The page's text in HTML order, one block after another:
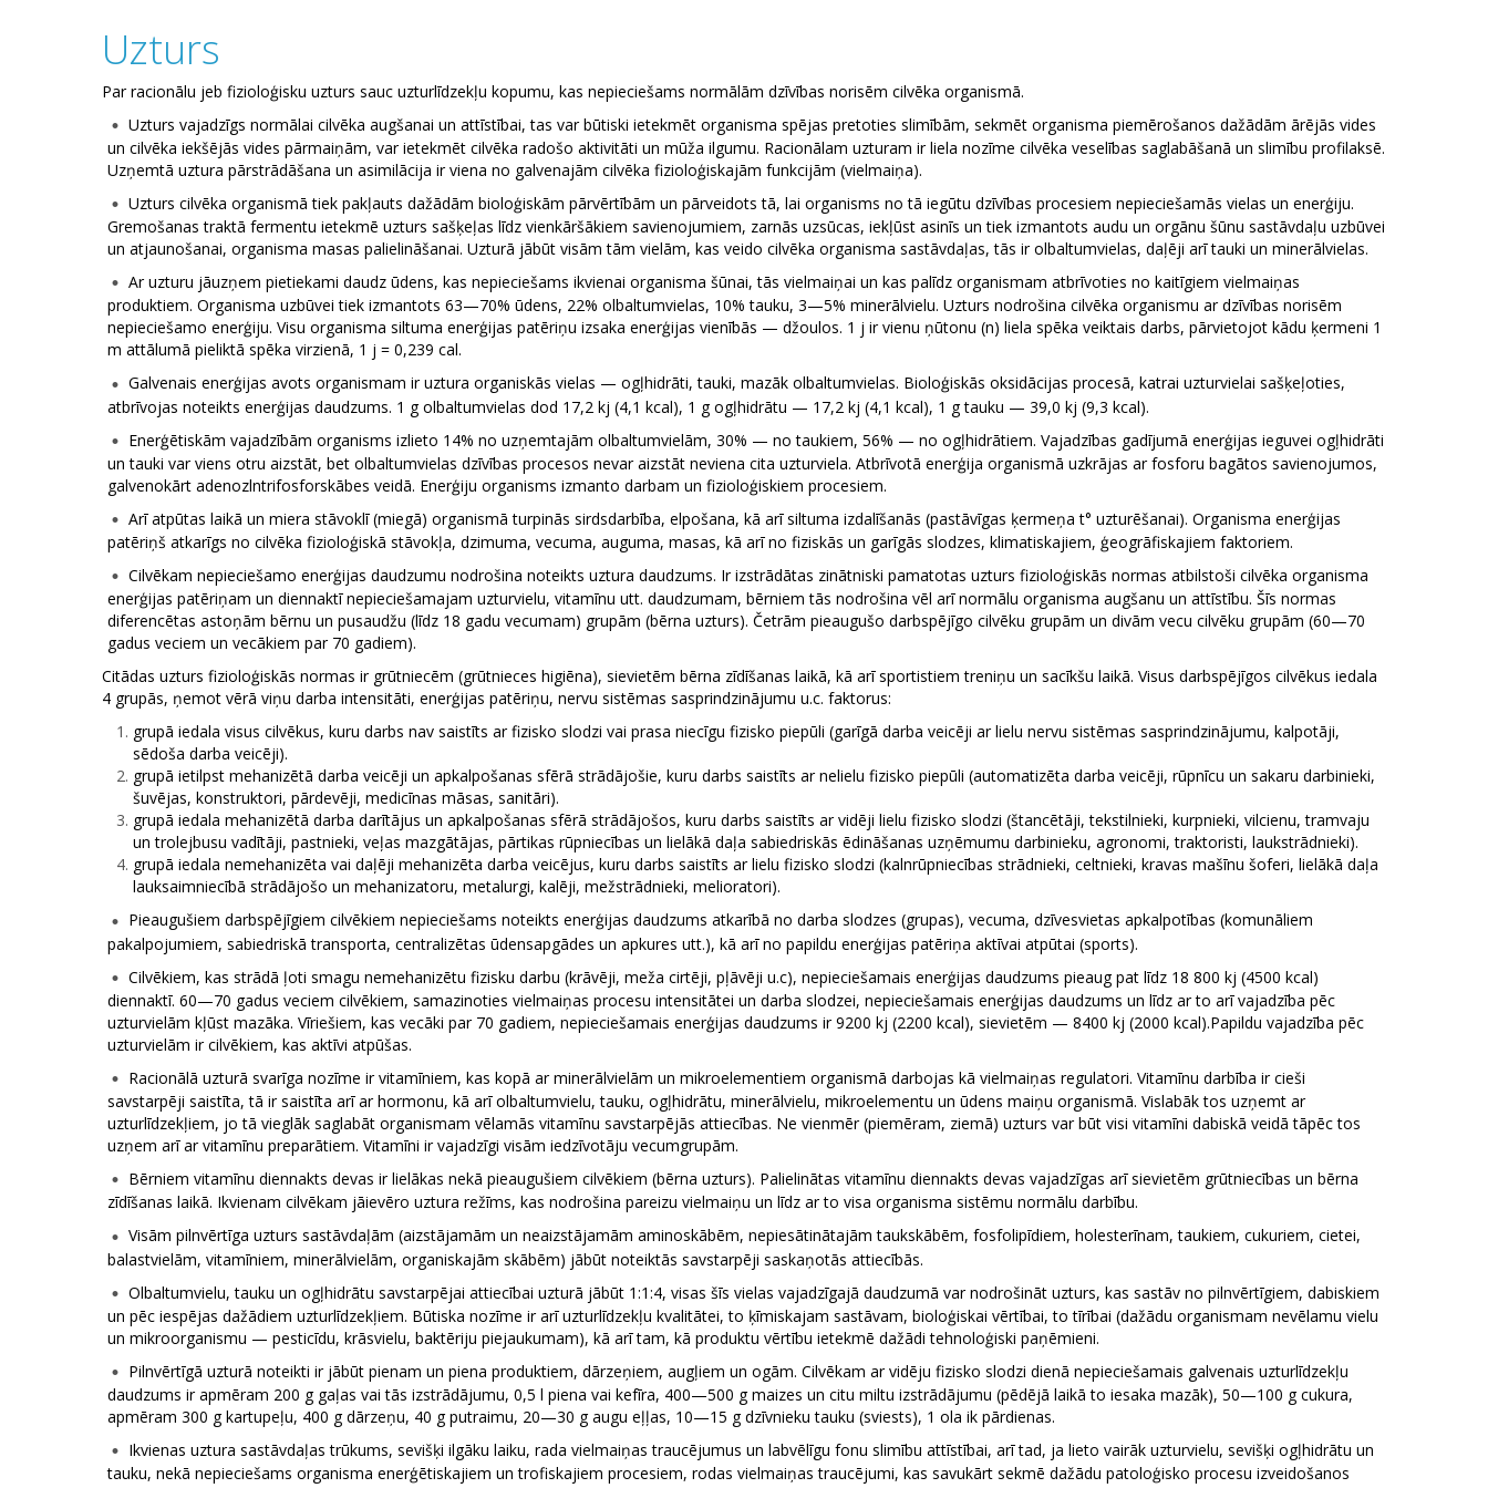
Uzturs
Par racionālu jeb fizioloģisku uzturs sauc uzturlīdzekļu kopumu, kas nepieciešams normālām dzīvības norisēm cilvēka organismā.
Uzturs vajadzīgs normālai cilvēka augšanai un attīstībai, tas var būtiski ietekmēt organisma spējas pretoties slimībām, sekmēt organisma piemērošanos dažādām ārējās vides
un cilvēka iekšējās vides pārmaiņām, var ietekmēt cilvēka radošo aktivitāti un mūža ilgumu. Racionālam uzturam ir liela nozīme cilvēka veselības saglabāšanā un slimību profilaksē.
Uzņemtā uztura pārstrādāšana un asimilācija ir viena no galvenajām cilvēka fizioloģiskajām funkcijām (vielmaiņa).
Uzturs cilvēka organismā tiek pakļauts dažādām bioloģiskām pārvērtībām un pārveidots tā, lai organisms no tā iegūtu dzīvības procesiem nepieciešamās vielas un enerģiju.
Gremošanas traktā fermentu ietekmē uzturs sašķeļas līdz vienkāršākiem savienojumiem, zarnās uzsūcas, iekļūst asinīs un tiek izmantots audu un orgānu šūnu sastāvdaļu uzbūvei
un atjaunošanai, organisma masas palielināšanai. Uzturā jābūt visām tām vielām, kas veido cilvēka organisma sastāvdaļas, tās ir olbaltumvielas, daļēji arī tauki un minerālvielas.
Ar uzturu jāuzņem pietiekami daudz ūdens, kas nepieciešams ikvienai organisma šūnai, tās vielmaiņai un kas palīdz organismam atbrīvoties no kaitīgiem vielmaiņas
produktiem. Organisma uzbūvei tiek izmantots 63—70% ūdens, 22% olbaltumvielas, 10% tauku, 3—5% minerālvielu. Uzturs nodrošina cilvēka organismu ar dzīvības norisēm
nepieciešamo enerģiju. Visu organisma siltuma enerģijas patēriņu izsaka enerģijas vienībās — džoulos. 1 j ir vienu ņūtonu (n) liela spēka veiktais darbs, pārvietojot kādu ķermeni 1
m attālumā pieliktā spēka virzienā, 1 j = 0,239 cal.
Galvenais enerģijas avots organismam ir uztura organiskās vielas — ogļhidrāti, tauki, mazāk olbaltumvielas. Bioloģiskās oksidācijas procesā, katrai uzturvielai sašķeļoties,
atbrīvojas noteikts enerģijas daudzums. 1 g olbaltumvielas dod 17,2 kj (4,1 kcal), 1 g ogļhidrātu — 17,2 kj (4,1 kcal), 1 g tauku — 39,0 kj (9,3 kcal).
Enerģētiskām vajadzībām organisms izlieto 14% no uzņemtajām olbaltumvielām, 30% — no taukiem, 56% — no ogļhidrātiem. Vajadzības gadījumā enerģijas ieguvei ogļhidrāti
un tauki var viens otru aizstāt, bet olbaltumvielas dzīvības procesos nevar aizstāt neviena cita uzturviela. Atbrīvotā enerģija organismā uzkrājas ar fosforu bagātos savienojumos,
galvenokārt adenozlntrifosforskābes veidā. Enerģiju organisms izmanto darbam un fizioloģiskiem procesiem.
Arī atpūtas laikā un miera stāvoklī (miegā) organismā turpinās sirdsdarbība, elpošana, kā arī siltuma izdalīšanās (pastāvīgas ķermeņa t° uzturēšanai). Organisma enerģijas
patēriņš atkarīgs no cilvēka fizioloģiskā stāvokļa, dzimuma, vecuma, auguma, masas, kā arī no fiziskās un garīgās slodzes, klimatiskajiem, ģeogrāfiskajiem faktoriem.
Cilvēkam nepieciešamo enerģijas daudzumu nodrošina noteikts uztura daudzums. Ir izstrādātas zinātniski pamatotas uzturs fizioloģiskās normas atbilstoši cilvēka organisma
enerģijas patēriņam un diennaktī nepieciešamajam uzturvielu, vitamīnu utt. daudzumam, bērniem tās nodrošina vēl arī normālu organisma augšanu un attīstību. Šīs normas
diferencētas astoņām bērnu un pusaudžu (līdz 18 gadu vecumam) grupām (bērna uzturs). Četrām pieaugušo darbspējīgo cilvēku grupām un divām vecu cilvēku grupām (60—70
gadus veciem un vecākiem par 70 gadiem).
Citādas uzturs fizioloģiskās normas ir grūtniecēm (grūtnieces higiēna), sievietēm bērna zīdīšanas laikā, kā arī sportistiem treniņu un sacīkšu laikā. Visus darbspējīgos cilvēkus iedala
4 grupās, ņemot vērā viņu darba intensitāti, enerģijas patēriņu, nervu sistēmas sasprindzinājumu u.c. faktorus:
grupā iedala visus cilvēkus, kuru darbs nav saistīts ar fizisko slodzi vai prasa niecīgu fizisko piepūli (garīgā darba veicēji ar lielu nervu sistēmas sasprindzinājumu, kalpotāji,
sēdoša darba veicēji).
grupā ietilpst mehanizētā darba veicēji un apkalpošanas sfērā strādājošie, kuru darbs saistīts ar nelielu fizisko piepūli (automatizēta darba veicēji, rūpnīcu un sakaru darbinieki,
šuvējas, konstruktori, pārdevēji, medicīnas māsas, sanitāri).
grupā iedala mehanizētā darba darītājus un apkalpošanas sfērā strādājošos, kuru darbs saistīts ar vidēji lielu fizisko slodzi (štancētāji, tekstilnieki, kurpnieki, vilcienu, tramvaju
un trolejbusu vadītāji, pastnieki, veļas mazgātājas, pārtikas rūpniecības un lielākā daļa sabiedriskās ēdināšanas uzņēmumu darbinieku, agronomi, traktoristi, laukstrādnieki).
grupā iedala nemehanizēta vai daļēji mehanizēta darba veicējus, kuru darbs saistīts ar lielu fizisko slodzi (kalnrūpniecības strādnieki, celtnieki, kravas mašīnu šoferi, lielākā daļa
lauksaimniecībā strādājošo un mehanizatoru, metalurgi, kalēji, mežstrādnieki, melioratori).
Pieaugušiem darbspējīgiem cilvēkiem nepieciešams noteikts enerģijas daudzums atkarībā no darba slodzes (grupas), vecuma, dzīvesvietas apkalpotības (komunāliem
pakalpojumiem, sabiedriskā transporta, centralizētas ūdensapgādes un apkures utt.), kā arī no papildu enerģijas patēriņa aktīvai atpūtai (sports).
Cilvēkiem, kas strādā ļoti smagu nemehanizētu fizisku darbu (krāvēji, meža cirtēji, pļāvēji u.c), nepieciešamais enerģijas daudzums pieaug pat līdz 18 800 kj (4500 kcal)
diennaktī. 60—70 gadus veciem cilvēkiem, samazinoties vielmaiņas procesu intensitātei un darba slodzei, nepieciešamais enerģijas daudzums un līdz ar to arī vajadzība pēc
uzturvielām kļūst mazāka. Vīriešiem, kas vecāki par 70 gadiem, nepieciešamais enerģijas daudzums ir 9200 kj (2200 kcal), sievietēm — 8400 kj (2000 kcal).Papildu vajadzība pēc
uzturvielām ir cilvēkiem, kas aktīvi atpūšas.
Racionālā uzturā svarīga nozīme ir vitamīniem, kas kopā ar minerālvielām un mikroelementiem organismā darbojas kā vielmaiņas regulatori. Vitamīnu darbība ir cieši
savstarpēji saistīta, tā ir saistīta arī ar hormonu, kā arī olbaltumvielu, tauku, ogļhidrātu, minerālvielu, mikroelementu un ūdens maiņu organismā. Vislabāk tos uzņemt ar
uzturlīdzekļiem, jo tā vieglāk saglabāt organismam vēlamās vitamīnu savstarpējās attiecības. Ne vienmēr (piemēram, ziemā) uzturs var būt visi vitamīni dabiskā veidā tāpēc tos
uzņem arī ar vitamīnu preparātiem. Vitamīni ir vajadzīgi visām iedzīvotāju vecumgrupām.
Bērniem vitamīnu diennakts devas ir lielākas nekā pieaugušiem cilvēkiem (bērna uzturs). Palielinātas vitamīnu diennakts devas vajadzīgas arī sievietēm grūtniecības un bērna
zīdīšanas laikā. Ikvienam cilvēkam jāievēro uztura režīms, kas nodrošina pareizu vielmaiņu un līdz ar to visa organisma sistēmu normālu darbību.
Visām pilnvērtīga uzturs sastāvdaļām (aizstājamām un neaizstājamām aminoskābēm, nepiesātinātajām taukskābēm, fosfolipīdiem, holesterīnam, taukiem, cukuriem, cietei,
balastvielām, vitamīniem, minerālvielām, organiskajām skābēm) jābūt noteiktās savstarpēji saskaņotās attiecībās.
Olbaltumvielu, tauku un ogļhidrātu savstarpējai attiecībai uzturā jābūt 1:1:4, visas šīs vielas vajadzīgajā daudzumā var nodrošināt uzturs, kas sastāv no pilnvērtīgiem, dabiskiem
un pēc iespējas dažādiem uzturlīdzekļiem. Būtiska nozīme ir arī uzturlīdzekļu kvalitātei, to ķīmiskajam sastāvam, bioloģiskai vērtībai, to tīrībai (dažādu organismam nevēlamu vielu
un mikroorganismu — pesticīdu, krāsvielu, baktēriju piejaukumam), kā arī tam, kā produktu vērtību ietekmē dažādi tehnoloģiski paņēmieni.
Pilnvērtīgā uzturā noteikti ir jābūt pienam un piena produktiem, dārzeņiem, augļiem un ogām. Cilvēkam ar vidēju fizisko slodzi dienā nepieciešamais galvenais uzturlīdzekļu
daudzums ir apmēram 200 g gaļas vai tās izstrādājumu, 0,5 l piena vai kefīra, 400—500 g maizes un citu miltu izstrādājumu (pēdējā laikā to iesaka mazāk), 50—100 g cukura,
apmēram 300 g kartupeļu, 400 g dārzeņu, 40 g putraimu, 20—30 g augu eļļas, 10—15 g dzīvnieku tauku (sviests), 1 ola ik pārdienas.
Ikvienas uztura sastāvdaļas trūkums, sevišķi ilgāku laiku, rada vielmaiņas traucējumus un labvēlīgu fonu slimību attīstībai, arī tad, ja lieto vairāk uzturvielu, sevišķi ogļhidrātu un
tauku, nekā nepieciešams organisma enerģētiskajiem un trofiskajiem procesiem, rodas vielmaiņas traucējumi, kas savukārt sekmē dažādu patoloģisko procesu izveidošanos